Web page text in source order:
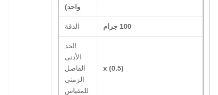
واحد)
100 جرام الدقة
x (0.5)
الحد
الأدنى
الفاصل
الزمني
للمقياس